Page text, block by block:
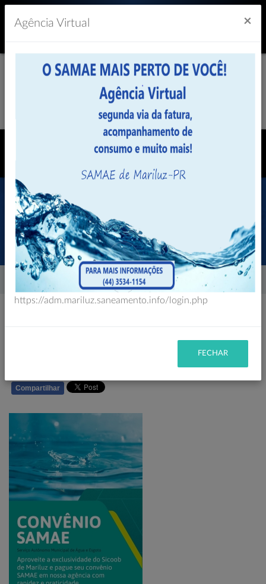
Convenio SICOOB
Home
Publicado em: 28/07/2023 14:16 | Fonte/Agência: SAMAE
Compartilhar
Agência Virtual ×
https://adm.mariluz.saneamento.info/login.php
FECHAR